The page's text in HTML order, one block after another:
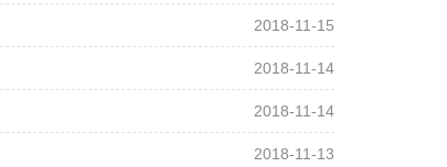
2018-11-15
2018-11-14
2018-11-14
2018-11-13